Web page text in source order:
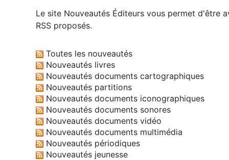
Le site Nouveautés Éditeurs vous permet d'être
RSS proposés.
Toutes les nouveautés
Nouveautés livres
Nouveautés documents cartographiques
Nouveautés partitions
Nouveautés documents iconographiques
Nouveautés documents sonores
Nouveautés documents vidéo
Nouveautés documents multimédia
Nouveautés périodiques
Nouveautés jeunesse